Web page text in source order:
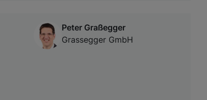
Peter Graßegger
Grassegger GmbH